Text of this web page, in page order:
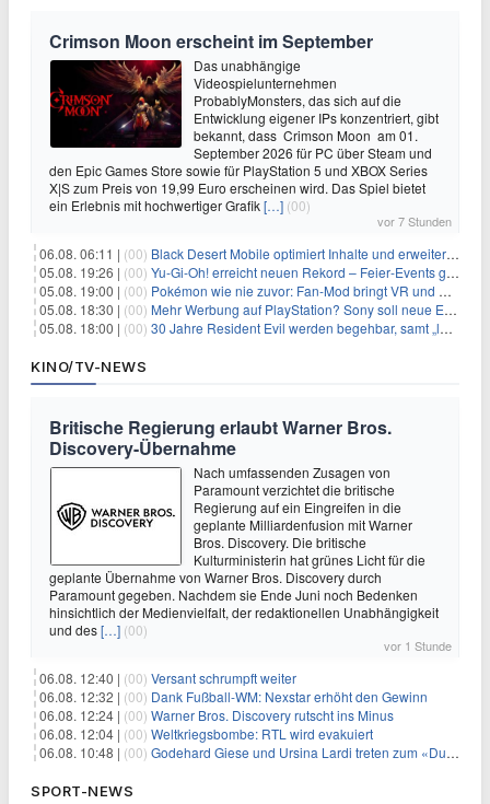
Crimson Moon erscheint im September
Das unabhängige
Videospielunternehmen
ProbablyMonsters, das sich auf die
Entwicklung eigener IPs konzentriert, gibt
bekannt, dass Crimson Moon am 01.
September 2026 für PC über Steam und
den Epic Games Store sowie für PlayStation 5 und XBOX Series
X|S zum Preis von 19,99 Euro erscheinen wird. Das Spiel bietet
ein Erlebnis mit hochwertiger Grafik[…] (00)
vor 7 Stunden
06.08. 06:11 | (00) Black Desert Mobile optimiert Inhalte und erweitert Treasure Access
05.08. 19:26 | (00) Yu‑Gi‑Oh! erreicht neuen Rekord – Feier‑Events gestartet
05.08. 19:00 | (00) Pokémon wie nie zuvor: Fan-Mod bringt VR und Ego-Perspektive nach Kanto
05.08. 18:30 | (00) Mehr Werbung auf PlayStation? Sony soll neue Einnahmequellen prüfen
05.08. 18:00 | (00) 30 Jahre Resident Evil werden begehbar, samt „lebensgroßem Leon“
KINO/TV-NEWS
Britische Regierung erlaubt Warner Bros.
Discovery-Übernahme
Nach umfassenden Zusagen von
Paramount verzichtet die britische
Regierung auf ein Eingreifen in die
geplante Milliardenfusion mit Warner
Bros. Discovery. Die britische
Kulturministerin hat grünes Licht für die
geplante Übernahme von Warner Bros. Discovery durch
Paramount gegeben. Nachdem sie Ende Juni noch Bedenken
hinsichtlich der Medienvielfalt, der redaktionellen Unabhängigkeit
und des[…] (00)
vor 1 Stunde
06.08. 12:40 | (00) Versant schrumpft weiter
06.08. 12:32 | (00) Dank Fußball-WM: Nexstar erhöht den Gewinn
06.08. 12:24 | (00) Warner Bros. Discovery rutscht ins Minus
06.08. 12:04 | (00) Weltkriegsbombe: RTL wird evakuiert
06.08. 10:48 | (00) Godehard Giese und Ursina Lardi treten zum «Duell» an
SPORT-NEWS